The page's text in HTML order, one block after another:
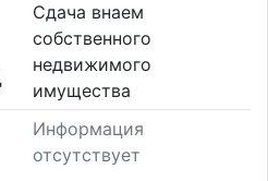
Сдача внаем
собственного
недвижимого
имущества
Информация
отсутствует